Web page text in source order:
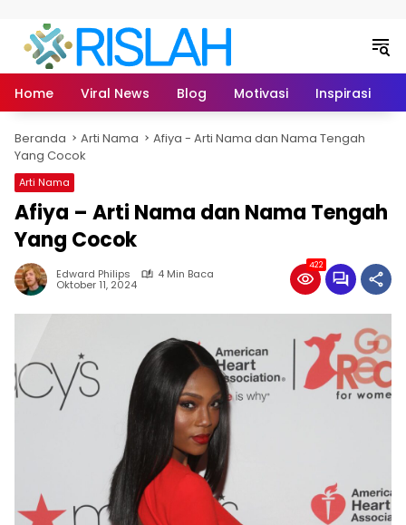
Home Viral News Blog Motivasi Inspirasi
Beranda Arti Nama
Afiya - Arti Nama dan Nama Tengah
Yang Cocok
Arti Nama
Afiya – Arti Nama dan Nama Tengah
Yang Cocok
Edward Philips 4 Min Baca
Oktober 11, 2024
422